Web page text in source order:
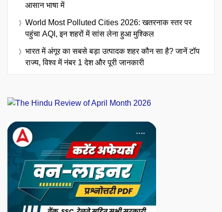
आसान भाषा में
World Most Polluted Cities 2026: खतरनाक स्तर पर
पहुंचा AQI, इन शहरों में सांस लेना हुआ मुश्किल
भारत में अंगूर का सबसे बड़ा उत्पादक शहर कौन सा है? जानें टॉप
राज्य, विश्व में नंबर 1 देश और पूरी जानकारी